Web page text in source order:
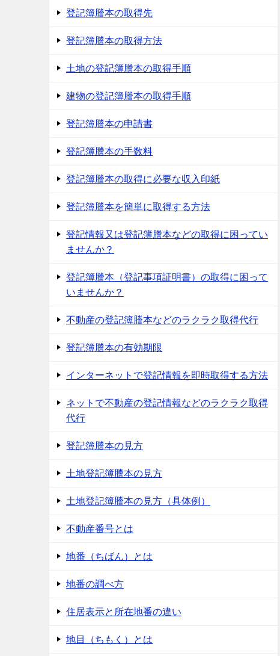
登記簿謄本の取得先
登記簿謄本の取得方法
土地の登記簿謄本の取得手順
建物の登記簿謄本の取得手順
登記簿謄本の申請書
登記簿謄本の手数料
登記簿謄本の取得に必要な収入印紙
登記簿謄本を簡単に取得する方法
登記情報又は登記簿謄本などの取得に困ってい
ませんか？
登記簿謄本（登記事項証明書）の取得に困って
いませんか？
不動産の登記簿謄本などのラクラク取得代行
登記簿謄本の有効期限
インターネットで登記情報を即時取得する方法
ネットで不動産の登記情報などのラクラク取得
代行
登記簿謄本の見方
土地登記簿謄本の見方
土地登記簿謄本の見方（具体例）
不動産番号とは
地番（ちばん）とは
地番の調べ方
住居表示と所在地番の違い
地目（ちもく）とは